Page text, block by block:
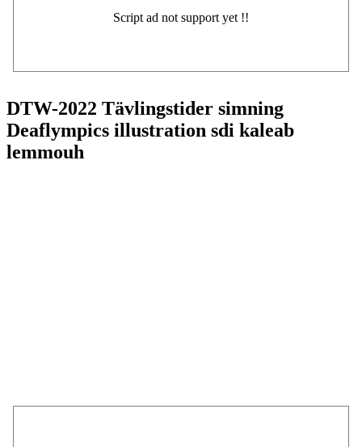
DTW-2022 Tävlingstider simning
Deaflympics illustration sdi kaleab
lemmouh